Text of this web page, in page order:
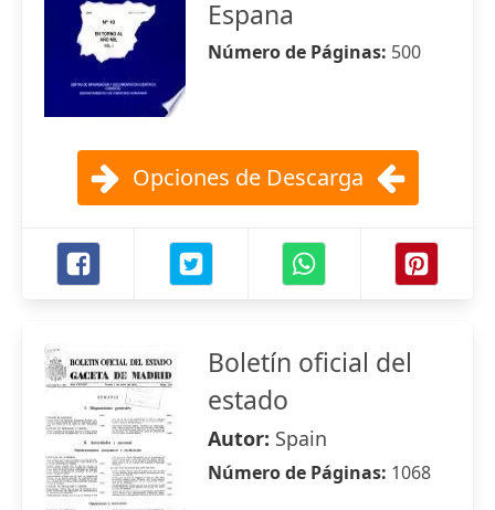
Espana
Número de Páginas: 500
Opciones de Descarga
Boletín oficial del
estado
Autor: Spain
Número de Páginas: 1068